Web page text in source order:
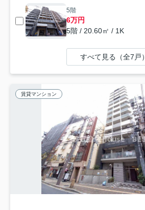
5階
6万円
5階 / 20.60㎡ / 1K
すべて見る（全7戸）
賃貸マンション